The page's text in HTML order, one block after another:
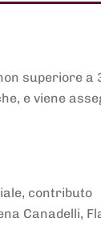
superiore a
e viene
contributo
Canadelli,